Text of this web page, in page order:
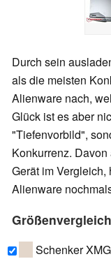
Durch sein
als die meisten
Alienware nach,
Glück ist es aber
"Tiefenvorbild",
Konkurrenz.
Gerät im
Alienware
Größenvergleich
Schenker